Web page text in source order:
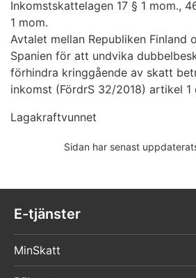
Inkomstskattelagen 17 § 1 mom.,
1 mom.
Avtalet mellan Republiken Finland
Spanien för att undvika
förhindra kringgående av skatt
inkomst (FördrS 32/2018) artikel 1
Lagakraftvunnet
Sidan har senast
E-tjänster
MinSkatt